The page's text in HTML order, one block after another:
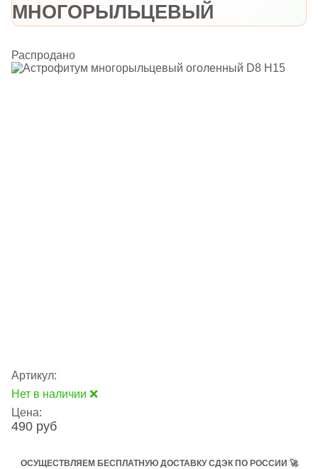
МНОГОРЫЛЬЦЕВЫЙ
Распродано
Артикул:
Нет в наличии ❌
Цена:
490 руб
ОСУЩЕСТВЛЯЕМ БЕСПЛАТНУЮ ДОСТАВКУ СДЭК ПО РОССИИ 🚀